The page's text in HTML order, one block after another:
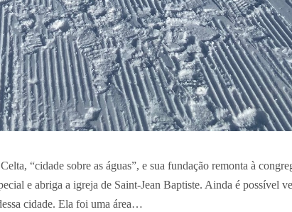
“cidade sobre as águas”, e sua fundação remonta à
e abriga a igreja de Saint-Jean Baptiste. Ainda é possível
cidade. Ela foi uma área…